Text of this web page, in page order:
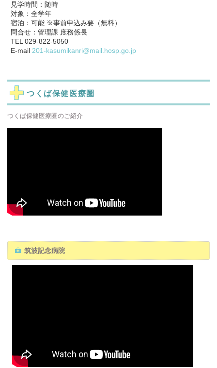
見学時間：随時
対象：全学年
宿泊：可能 ※事前申込み要（無料）
問合せ：管理課 庶務係長
TEL 029-822-5050
E-mail 201-kasumikanri@mail.hosp.go.jp
つくば保健医療圏
つくば保健医療圏のご紹介
筑波記念病院